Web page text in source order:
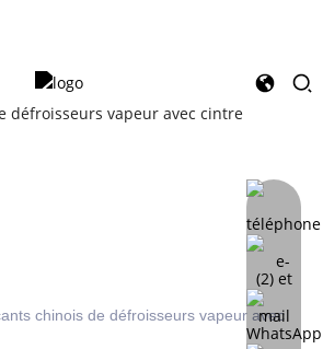
chinois de défroisseurs vapeur avec